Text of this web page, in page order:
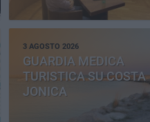
3 AGOSTO 2026
GUARDIA MEDICA
TURISTICA SU COSTA
JONICA